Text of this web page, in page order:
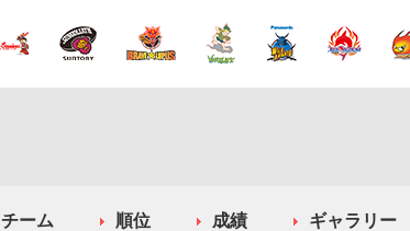
チーム 順位 成績 ギャラリー